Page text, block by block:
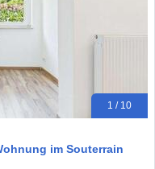
1 / 10
im Souterrain